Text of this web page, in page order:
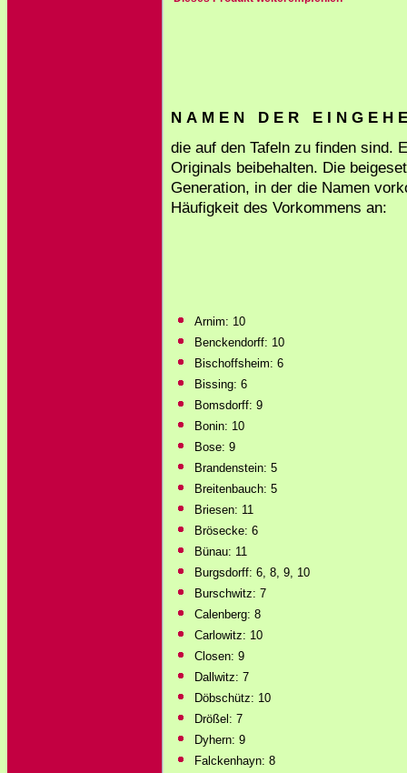
N A M E N D E R E I N G E H
die auf den Tafeln zu finden sind.
Originals beibehalten. Die
Generation, in der die Namen
Häufigkeit des Vorkommens an:
Arnim: 10
Benckendorff: 10
Bischoffsheim: 6
Bissing: 6
Bomsdorff: 9
Bonin: 10
Bose: 9
Brandenstein: 5
Breitenbauch: 5
Briesen: 11
Brösecke: 6
Bünau: 11
Burgsdorff: 6, 8, 9, 10
Burschwitz: 7
Calenberg: 8
Carlowitz: 10
Closen: 9
Dallwitz: 7
Döbschütz: 10
Drößel: 7
Dyhern: 9
Falckenhayn: 8